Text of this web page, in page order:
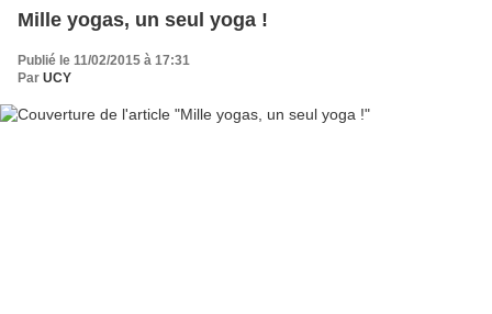
Mille yogas, un seul yoga !
Publié le 11/02/2015 à 17:31
Par UCY